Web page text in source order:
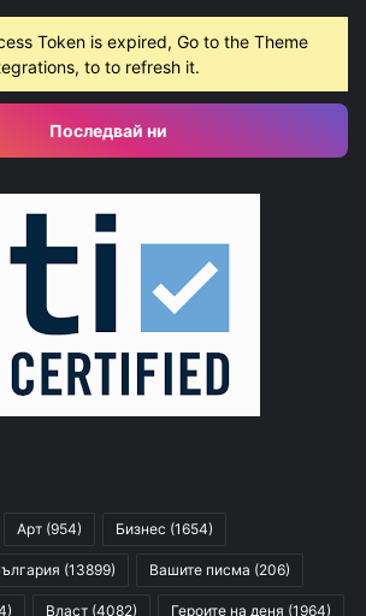
Token is expired, Go to the Theme
to to refresh it.
Последвай ни
Арт (954) Бизнес (1654)
(13899) Вашите писма (206)
Власт (4082) Героите на деня (1964)